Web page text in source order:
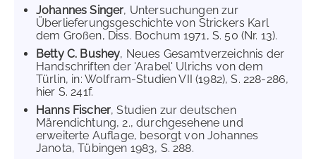
Johannes Singer, Untersuchungen zur
Überlieferungsgeschichte von Strickers Karl
dem Großen, Diss. Bochum 1971, S. 50 (Nr. 13).
Betty C. Bushey, Neues Gesamtverzeichnis der
Handschriften der 'Arabel' Ulrichs von dem
Türlin, in: Wolfram-Studien VII (1982), S. 228-286,
hier S. 241f.
Hanns Fischer, Studien zur deutschen
Märendichtung, 2., durchgesehene und
erweiterte Auflage, besorgt von Johannes
Janota, Tübingen 1983, S. 288.